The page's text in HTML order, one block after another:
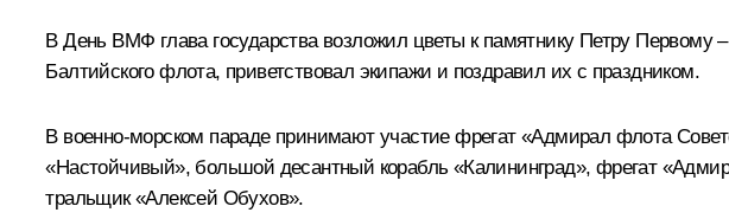
ВДень ВМФ глава государства возложил цветы к памятнику Петру
Балтийского флота, приветствовал экипажи и поздравил их с праздником.
В военно-морском параде принимают участие фрегат «Адмирал флота
«Настойчивый», большой десантный корабль «Калининград», фрегат
тральщик «Алексей Обухов».